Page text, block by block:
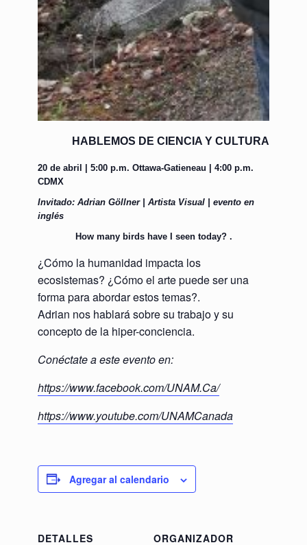
HABLEMOS DE CIENCIA Y CULTURA
20 de abril | 5:00 p.m. Ottawa-Gatieneau | 4:00 p.m.
CDMX
Invitado: Adrian Göllner | Artista Visual | evento en
inglés
How many birds have I seen today?.
¿Cómo la humanidad impacta los
ecosistemas? ¿Cómo el arte puede ser una
forma para abordar estos temas?.
Adrian nos hablará sobre su trabajo y su
concepto de la hiper-conciencia.
Conéctate a este evento en:
https://www.facebook.com/UNAM.Ca/
https://www.youtube.com/UNAMCanada
Agregar al calendario
DETALLES
ORGANIZADOR